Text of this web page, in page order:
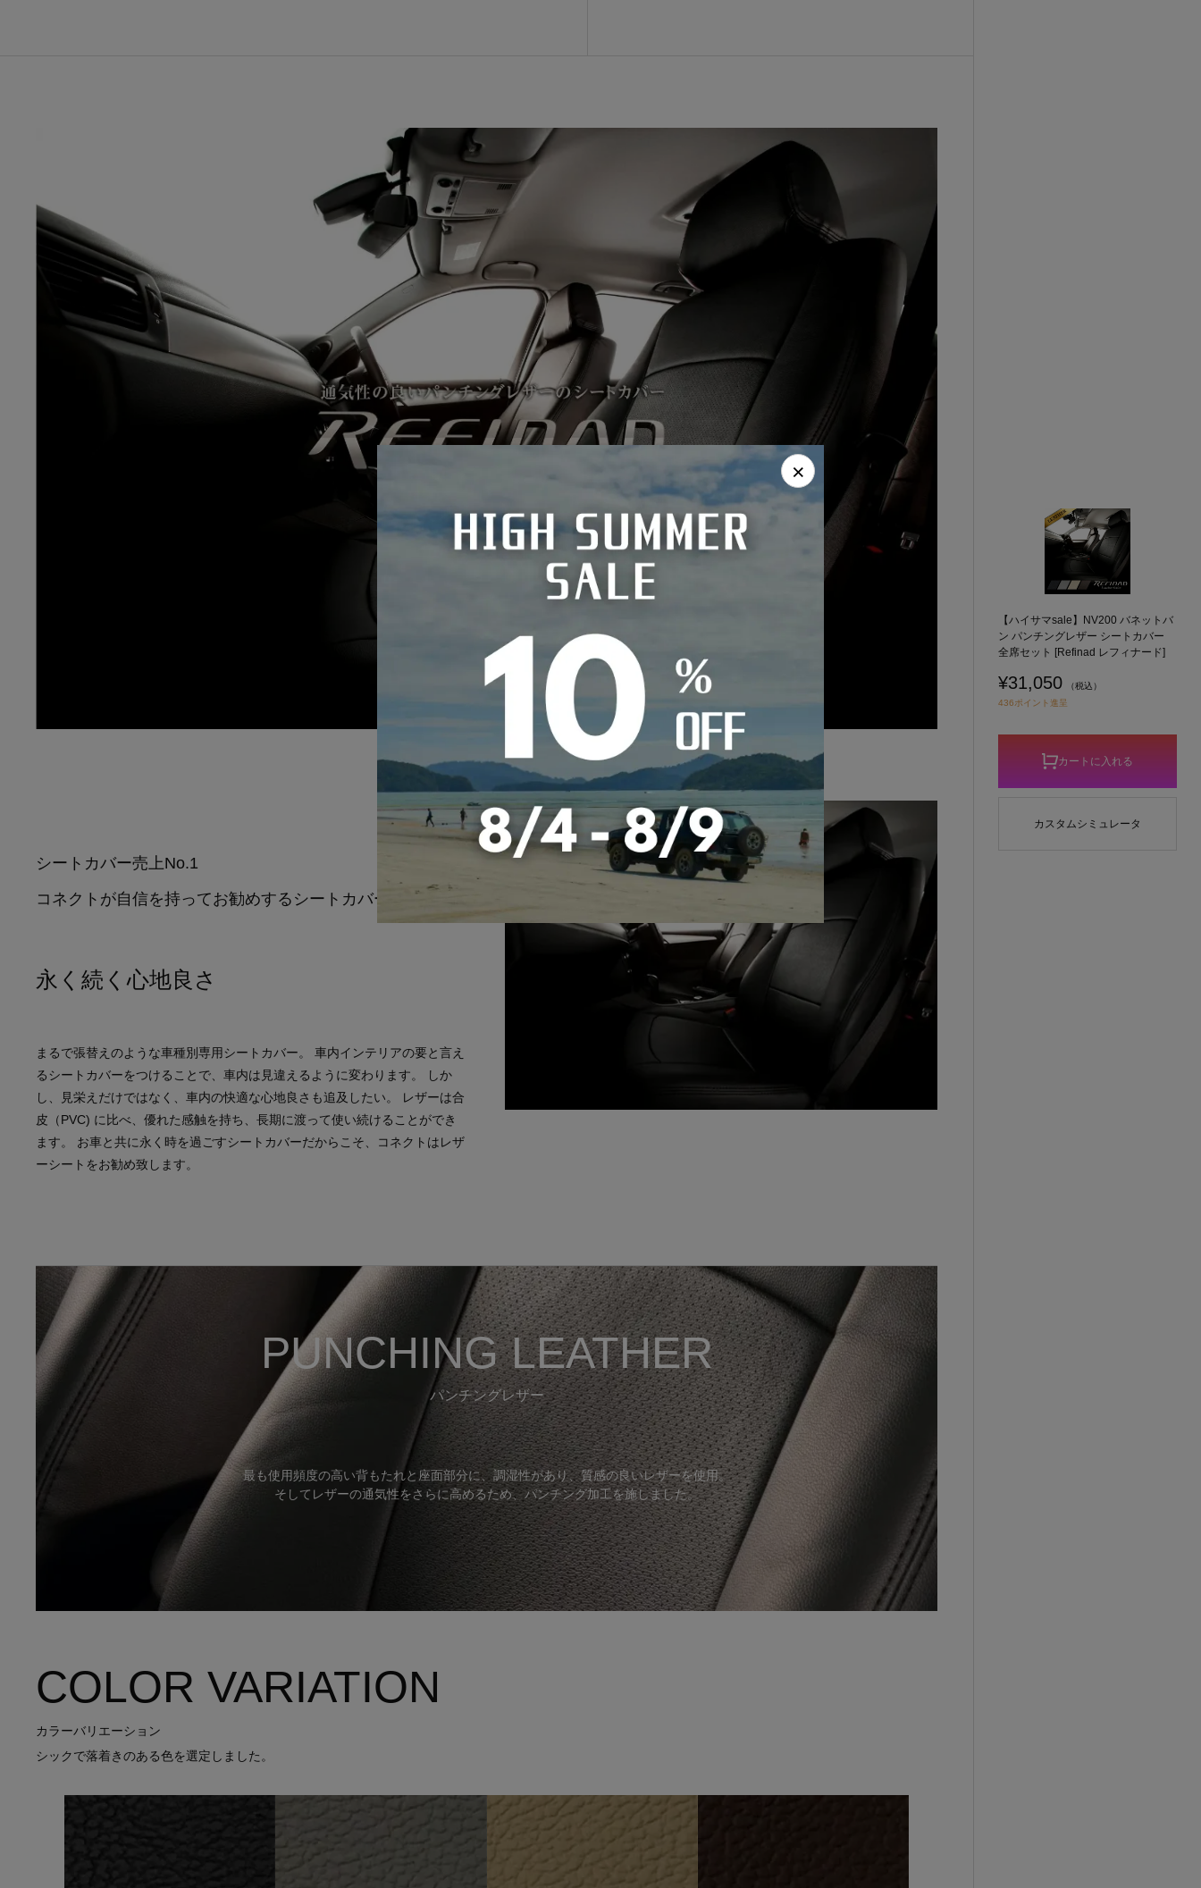
シートカバー売上No.1
コネクトが自信を持ってお勧めするシートカバー
永く続く心地良さ
まるで張替えのような車種別専用シートカバー。 車内インテリアの要と言え
るシートカバーをつけることで、車内は見違えるように変わります。 しか
し、見栄えだけではなく、車内の快適な心地良さも追及したい。 レザーは合
皮（PVC) に比べ、優れた感触を持ち、長期に渡って使い続けることができ
ます。 お車と共に永く時を過ごすシートカバーだからこそ、コネクトはレザ
ーシートをお勧め致します。
PUNCHING LEATHER
パンチングレザー
最も使用頻度の高い背もたれと座面部分に、調湿性があり、質感の良いレザーを使用。
そしてレザーの通気性をさらに高めるため、パンチング加工を施しました。
COLOR VARIATION
カラーバリエーション
シックで落着きのある色を選定しました。
【ハイサマsale】NV200 バネットバ
ン パンチングレザー シートカバー
全席セット [Refinad レフィナード]
¥31,050
（税込）
436ポイント進呈
カートに入れる
カスタムシミュレータ
×